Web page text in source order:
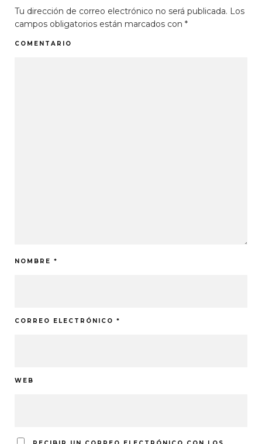
Tu dirección de correo electrónico no será publicada. Los
campos obligatorios están marcados con *
COMENTARIO
NOMBRE *
CORREO ELECTRÓNICO *
WEB